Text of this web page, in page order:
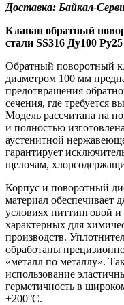
Доставка: Байкал-
Клапан обратный
стали SS316 Ду100
Обратный поворотный
диаметром 100 мм
предотвращения
сечения, где требуется
Модель рассчитана на
и полностью
аустенитной
гарантирует
щелочам,
Корпус и поворотный
материал обеспечивает
условиях питтинговой
характерных для
производств.
обработаны
«металл по металлу».
использование
герметичность в
+200°C.